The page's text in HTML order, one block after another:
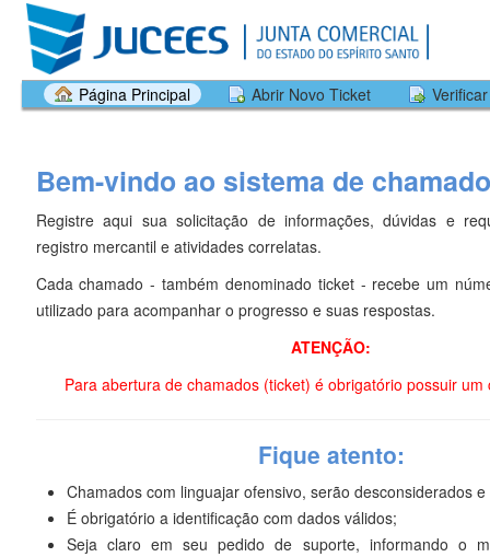
Página Principal Abrir Novo Ticket
Bem-vindo ao sistema de
Registre aqui sua solicitação de informações, dúvidas e
registro mercantil e atividades correlatas.
Cada chamado - também denominado ticket - recebe um
utilizado para acompanhar o progresso e suas respostas.
ATENÇÃO:
Para abertura de chamados (ticket) é obrigatório possuir um
Fique atento:
Chamados com linguajar ofensivo, serão desconsiderados
É obrigatório a identificação com dados válidos;
Seja claro em seu pedido de suporte, informando o